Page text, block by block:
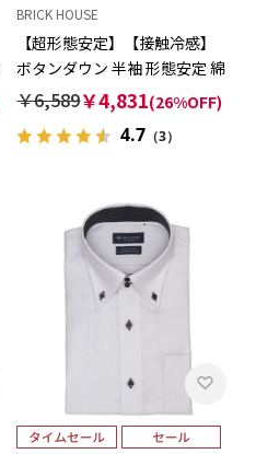
BRICK HOUSE
【超形態安定】【接触冷感】
ボタンダウン 半袖 形態安定 綿
100% ワイシャツ
￥6,589￥4,831(26%OFF)
4.7 （3）